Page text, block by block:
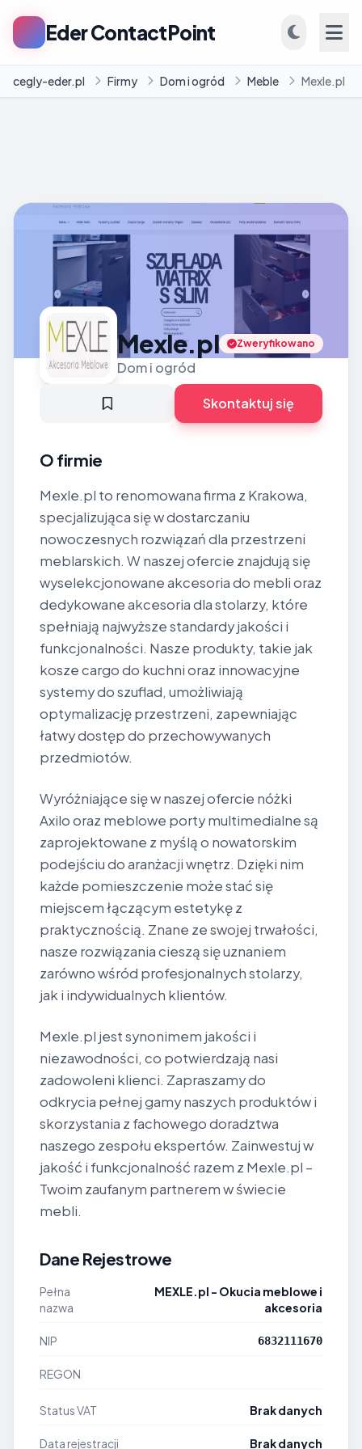
Eder ContactPoint
Firmy
cegly-eder.pl Firmy Dom i ogród Meble Mexle.pl
Mexle.pl Zweryfikowano
Dom i ogród
Skontaktuj się
O firmie
Mexle.pl to renomowana firma z Krakowa,
specjalizująca się w dostarczaniu
nowoczesnych rozwiązań dla przestrzeni
meblarskich. W naszej ofercie znajdują się
wyselekcjonowane akcesoria do mebli oraz
dedykowane akcesoria dla stolarzy, które
spełniają najwyższe standardy jakości i
funkcjonalności. Nasze produkty, takie jak
kosze cargo do kuchni oraz innowacyjne
systemy do szuflad, umożliwiają
optymalizację przestrzeni, zapewniając
łatwy dostęp do przechowywanych
przedmiotów.
Wyróżniające się w naszej ofercie nóżki
Axilo oraz meblowe porty multimedialne są
zaprojektowane z myślą o nowatorskim
podejściu do aranżacji wnętrz. Dzięki nim
każde pomieszczenie może stać się
miejscem łączącym estetykę z
praktycznością. Znane ze swojej trwałości,
nasze rozwiązania cieszą się uznaniem
zarówno wśród profesjonalnych stolarzy,
jak i indywidualnych klientów.
Mexle.pl jest synonimem jakości i
niezawodności, co potwierdzają nasi
zadowoleni klienci. Zapraszamy do
odkrycia pełnej gamy naszych produktów i
skorzystania z fachowego doradztwa
naszego zespołu ekspertów. Zainwestuj w
jakość i funkcjonalność razem z Mexle.pl –
Twoim zaufanym partnerem w świecie
mebli.
Dane Rejestrowe
Pełna
nazwa
MEXLE.pl - Okucia meblowe i
akcesoria
NIP 6832111670
REGON
Status VAT Brak danych
Data rejestracji Brak danych